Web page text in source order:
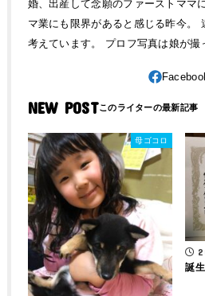
婚、出産して念願のファーストママ
マ業にも限界があると感じる昨今。
考えています。 プロフ写真は娘が
NEW POST
母ゴコロ
誕